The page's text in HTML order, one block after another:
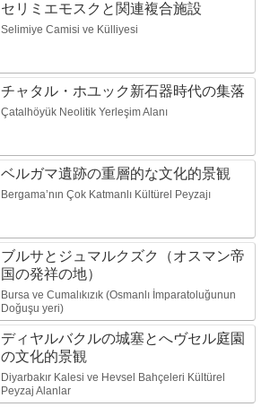
セリミエモスクと関連複合施設
Selimiye Camisi ve Külliyesi
チャタル・ホユック新石器時代の集落
Çatalhöyük Neolitik Yerleşim Alanı
ベルガマ遺跡の重層的な文化的景観
Bergama’nın Çok Katmanlı Kültürel Peyzajı
ブルサとジュマルクズク（オスマン帝
国の発祥の地）
Bursa ve Cumalıkızık (Osmanlı İmparatoluğunun
Doğuşu yeri)
ディヤルバクルの城塞とへヴセル庭園
の文化的景観
Diyarbakır Kalesi ve Hevsel Bahçeleri Kültürel
Peyzaj Alanlar